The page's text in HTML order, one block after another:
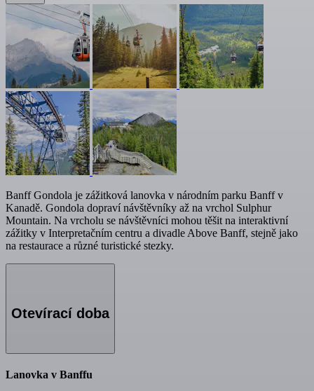
Banff Gondola je zážitková lanovka v národním parku Banff v
Kanadě. Gondola dopraví návštěvníky až na vrchol Sulphur
Mountain. Na vrcholu se návštěvníci mohou těšit na interaktivní
zážitky v Interpretačním centru a divadle Above Banff, stejně jako
na restaurace a různé turistické stezky.
Otevírací doba
Lanovka v Banffu